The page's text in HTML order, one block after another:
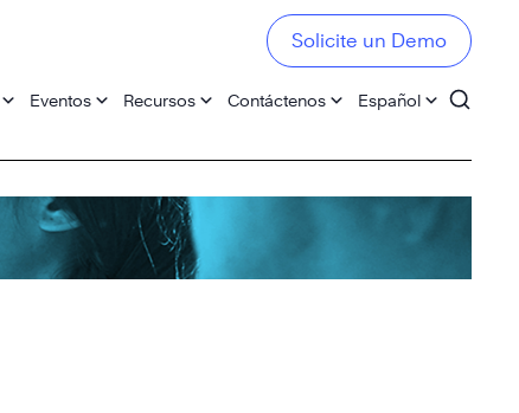
Eventos Recursos Contáctenos Español
Solicite un Demo